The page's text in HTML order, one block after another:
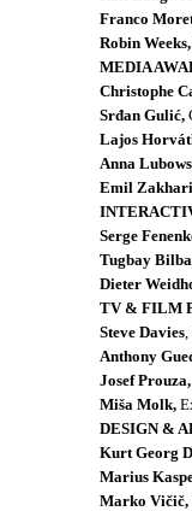
Franco
Robin Weeks,
MEDIA
Christophe
Srđan Gulić,
Lajos
Anna
Emil
Serge
Tugbay
Dieter
TV & FILM
Steve Davies
Anthony
Josef Prouza,
Miša Molk,
DESIGN &
Kurt Georg
Marius
Marko Vičič,